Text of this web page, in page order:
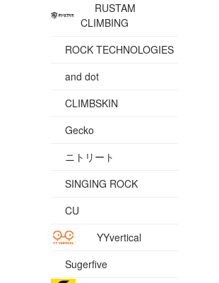
RUSTAM
CLIMBING
ROCK TECHNOLOGIES
and dot
CLIMBSKIN
Gecko
ニトリート
SINGING ROCK
CU
YYvertical
Sugerfive